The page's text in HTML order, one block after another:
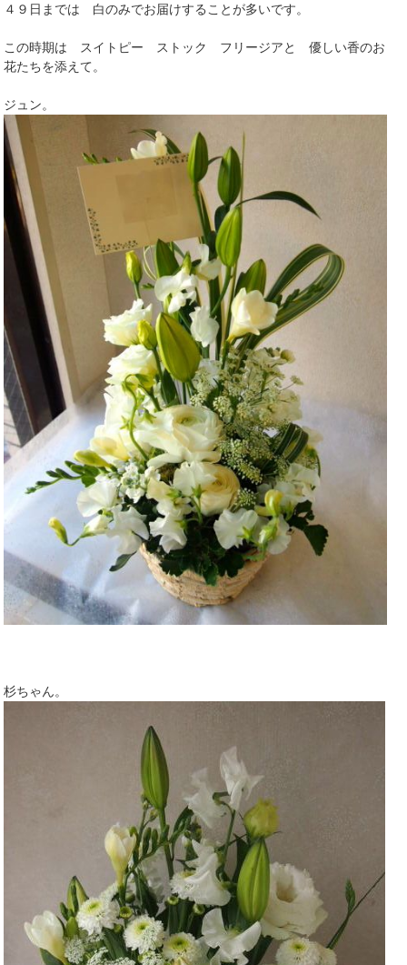
４９日までは 白のみでお届けすることが多いです。
この時期は スイトピー ストック フリージアと 優しい香のお
花たちを添えて。
ジュン。
杉ちゃん。